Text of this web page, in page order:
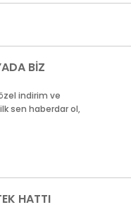
BİZ
indirim ve
sen haberdar ol,
HATTI